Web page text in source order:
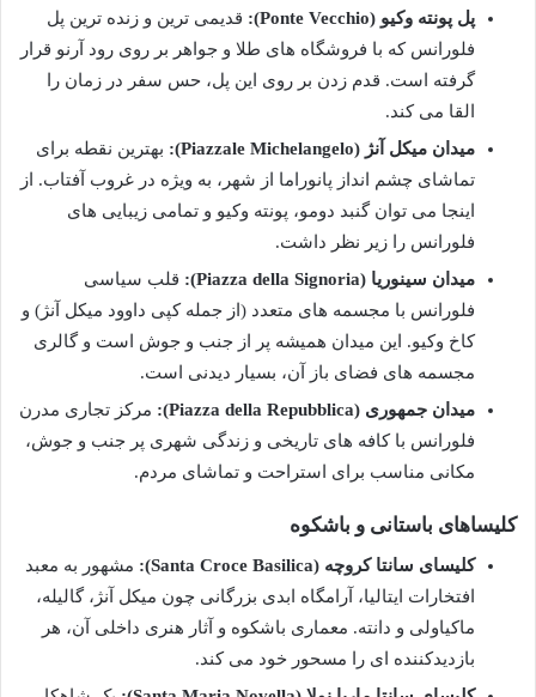
پل پونته وکیو (Ponte Vecchio):
قدیمی ترین و زنده ترین پل
فلورانس که با فروشگاه های طلا و جواهر بر روی رود آرنو قرار
گرفته است. قدم زدن بر روی این پل، حس سفر در زمان را
القا می کند.
میدان میکل آنژ (Piazzale Michelangelo):
بهترین نقطه برای
تماشای چشم انداز پانوراما از شهر، به ویژه در غروب آفتاب. از
اینجا می توان گنبد دومو، پونته وکیو و تمامی زیبایی های
فلورانس را زیر نظر داشت.
میدان سینوریا (Piazza della Signoria):
قلب سیاسی
فلورانس با مجسمه های متعدد (از جمله کپی داوود میکل آنژ) و
کاخ وکیو. این میدان همیشه پر از جنب و جوش است و گالری
مجسمه های فضای باز آن، بسیار دیدنی است.
میدان جمهوری (Piazza della Repubblica):
مرکز تجاری مدرن
فلورانس با کافه های تاریخی و زندگی شهری پر جنب و جوش،
مکانی مناسب برای استراحت و تماشای مردم.
کلیساهای باستانی و باشکوه
کلیسای سانتا کروچه (Santa Croce Basilica):
مشهور به معبد
افتخارات ایتالیا، آرامگاه ابدی بزرگانی چون میکل آنژ، گالیله،
ماکیاولی و دانته. معماری باشکوه و آثار هنری داخلی آن، هر
بازدیدکننده ای را مسحور خود می کند.